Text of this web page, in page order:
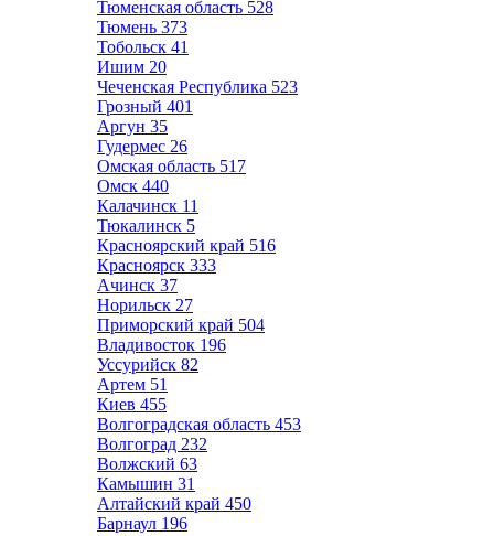
Тюменская область 528
Тюмень 373
Тобольск 41
Ишим 20
Чеченская Республика 523
Грозный 401
Аргун 35
Гудермес 26
Омская область 517
Омск 440
Калачинск 11
Тюкалинск 5
Красноярский край 516
Красноярск 333
Ачинск 37
Норильск 27
Приморский край 504
Владивосток 196
Уссурийск 82
Артем 51
Киев 455
Волгоградская область 453
Волгоград 232
Волжский 63
Камышин 31
Алтайский край 450
Барнаул 196